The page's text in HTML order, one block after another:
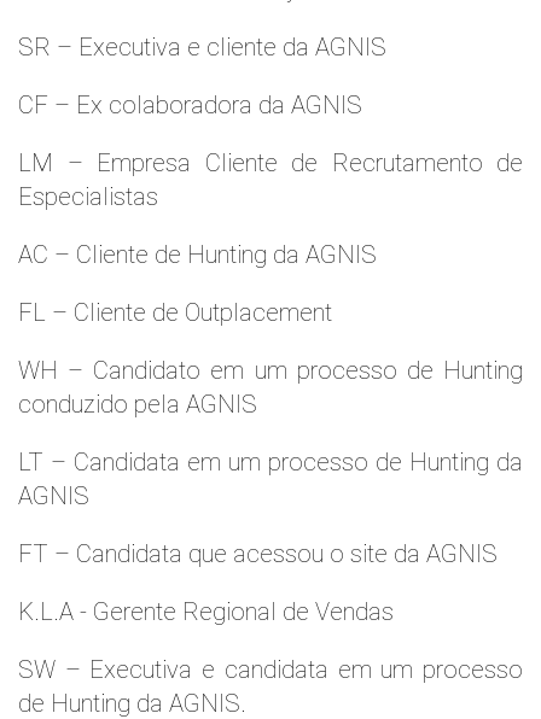
SR – Executiva e cliente da AGNIS
CF – Ex colaboradora da AGNIS
LM – Empresa Cliente de Recrutamento de
Especialistas
AC – Cliente de Hunting da AGNIS
FL – Cliente de Outplacement
WH – Candidato em um processo de Hunting
conduzido pela AGNIS
LT – Candidata em um processo de Hunting da
AGNIS
FT – Candidata que acessou o site da AGNIS
K.L.A - Gerente Regional de Vendas
SW – Executiva e candidata em um processo
de Hunting da AGNIS.